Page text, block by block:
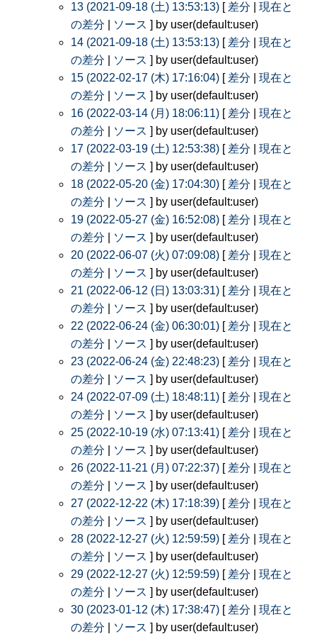
13 (2021-09-18 (土) 13:53:13) [ 差分
現在と
の差分
ソース ] by user(default:user)
14 (2021-09-18 (土) 13:53:13) [ 差分
現在と
の差分
ソース ] by user(default:user)
15 (2022-02-17 (木) 17:16:04) [ 差分
現在と
の差分
ソース ] by user(default:user)
16 (2022-03-14 (月) 18:06:11) [ 差分
現在と
の差分
ソース ] by user(default:user)
17 (2022-03-19 (土) 12:53:38) [ 差分
現在と
の差分
ソース ] by user(default:user)
18 (2022-05-20 (金) 17:04:30) [ 差分
現在と
の差分
ソース ] by user(default:user)
19 (2022-05-27 (金) 16:52:08) [ 差分
現在と
の差分
ソース ] by user(default:user)
20 (2022-06-07 (火) 07:09:08) [ 差分
現在と
の差分
ソース ] by user(default:user)
21 (2022-06-12 (日) 13:03:31) [ 差分
現在と
の差分
ソース ] by user(default:user)
22 (2022-06-24 (金) 06:30:01) [ 差分
現在と
の差分
ソース ] by user(default:user)
23 (2022-06-24 (金) 22:48:23) [ 差分
現在と
の差分
ソース ] by user(default:user)
24 (2022-07-09 (土) 18:48:11) [ 差分
現在と
の差分
ソース ] by user(default:user)
25 (2022-10-19 (水) 07:13:41) [ 差分
現在と
の差分
ソース ] by user(default:user)
26 (2022-11-21 (月) 07:22:37) [ 差分
現在と
の差分
ソース ] by user(default:user)
27 (2022-12-22 (木) 17:18:39) [ 差分
現在と
の差分
ソース ] by user(default:user)
28 (2022-12-27 (火) 12:59:59) [ 差分
現在と
の差分
ソース ] by user(default:user)
29 (2022-12-27 (火) 12:59:59) [ 差分
現在と
の差分
ソース ] by user(default:user)
30 (2023-01-12 (木) 17:38:47) [ 差分
現在と
の差分
ソース ] by user(default:user)